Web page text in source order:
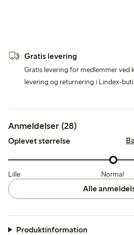
Gratis levering
Gratis levering for medlemmer ved
levering og returnering i Lindex-
Anmeldelser (28)
Oplevet størrelse
Lille Normal
Alle
Produktinformation